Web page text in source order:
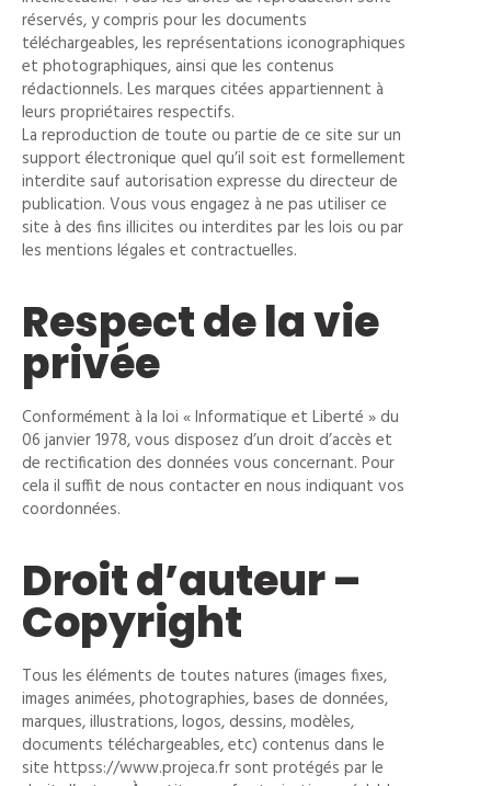
réservés, y compris pour les documents
téléchargeables, les représentations iconographiques
et photographiques, ainsi que les contenus
rédactionnels. Les marques citées appartiennent à
leurs propriétaires respectifs.
La reproduction de toute ou partie de ce site sur un
support électronique quel qu’il soit est formellement
interdite sauf autorisation expresse du directeur de
publication. Vous vous engagez à ne pas utiliser ce
site à des fins illicites ou interdites par les lois ou par
les mentions légales et contractuelles.
Respect de la vie
privée
Conformément à la loi « Informatique et Liberté » du
06 janvier 1978, vous disposez d’un droit d’accès et
de rectification des données vous concernant. Pour
cela il suffit de nous contacter en nous indiquant vos
coordonnées.
Droit d’auteur –
Copyright
Tous les éléments de toutes natures (images fixes,
images animées, photographies, bases de données,
marques, illustrations, logos, dessins, modèles,
documents téléchargeables, etc) contenus dans le
site httpss://www.projeca.fr sont protégés par le